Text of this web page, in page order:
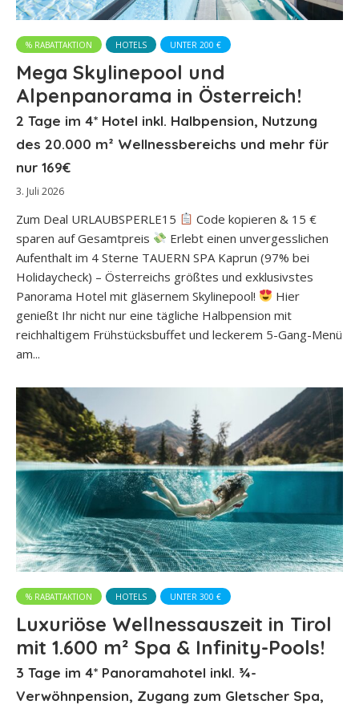
% RABATTAKTION HOTELS UNTER 200 €
Mega Skylinepool und
Alpenpanorama in Österreich!
2 Tage im 4* Hotel inkl. Halbpension, Nutzung
des 20.000 m² Wellnessbereichs und mehr für
nur 169€
3. Juli 2026
Zum Deal URLAUBSPERLE15
Code kopieren & 15 €
sparen auf Gesamtpreis
Erlebt einen unvergesslichen
Aufenthalt im 4 Sterne TAUERN SPA Kaprun (97% bei
Holidaycheck) – Österreichs größtes und exklusivstes
Panorama Hotel mit gläsernem Skylinepool!
Hier
genießt Ihr nicht nur eine tägliche Halbpension mit
reichhaltigem Frühstücksbuffet und leckerem 5-Gang-Menü
am...
% RABATTAKTION HOTELS UNTER 300 €
Luxuriöse Wellnessauszeit in Tirol
mit 1.600 m² Spa & Infinity-Pools!
3 Tage im 4* Panoramahotel inkl. ¾-
Verwöhnpension, Zugang zum Gletscher Spa,